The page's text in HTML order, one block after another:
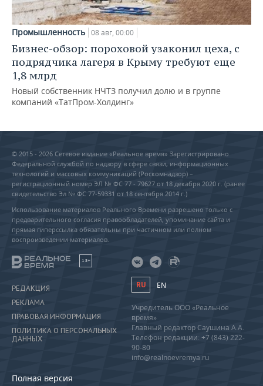
Промышленность 08 авг, 00:00
Бизнес-обзор: пороховой узаконил цеха, с
подрядчика лагеря в Крыму требуют еще
1,8 млрд
Новый собственник НЧТЗ получил долю и в группе
компаний «ТатПром-Холдинг»
© 2015 - 2026 Сетевое издание «Реальное время» Зарегистрировано
Федеральной службой по надзору в сфере связи, информационных
технологий и массовых коммуникаций (Роскомнадзор) –
регистрационный номер ЭЛ № ФС 77 - 79627 от 18 декабря 2020 г. (ранее
свидетельство Эл № ФС 77-59331 от 18 сентября 2014 г.)
Использование материалов Реального Времени разрешено только с
предварительного согласия правообладателей, упоминание сайта и
прямая гиперссылка обязательны при частичном или полном
воспроизведении материалов.
18+
РЕДАКЦИЯ
РЕКЛАМА
ПРАВОВАЯ ИНФОРМАЦИЯ
ПОЛИТИКА О ПЕРСОНАЛЬНЫХ
ДАННЫХ
Полная версия
RU EN
Учредитель ООО «Реальное
время»
Главный редактор Саушина А.А.
Телефон редакции: +7 (843) 222-
90-80
info@realnoevremya.ru